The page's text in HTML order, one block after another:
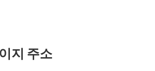
지 주소